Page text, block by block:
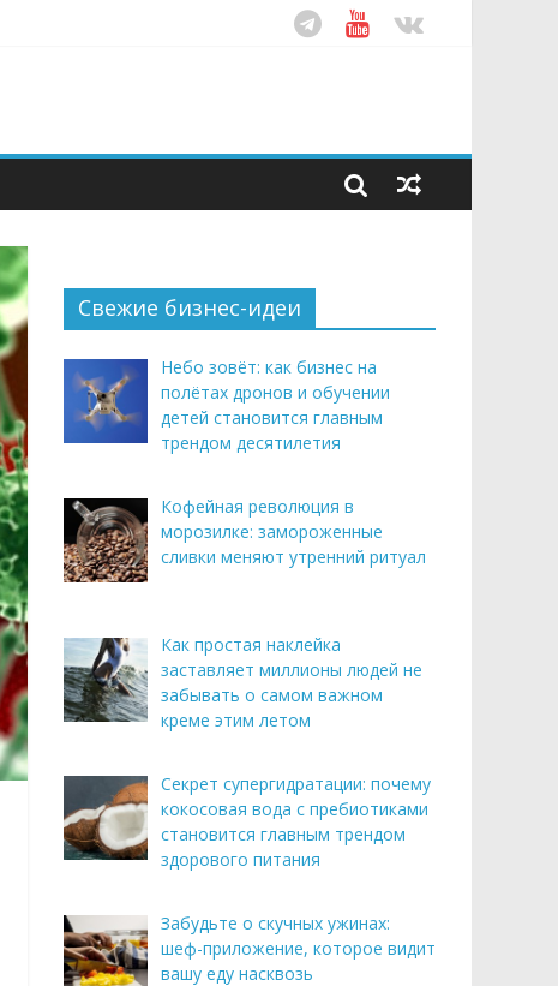
Свежие бизнес-идеи
Небо зовёт: как бизнес на
полётах дронов и обучении
детей становится главным
трендом десятилетия
Кофейная революция в
морозилке: замороженные
сливки меняют утренний ритуал
Как простая наклейка
заставляет миллионы людей не
забывать о самом важном
креме этим летом
Секрет супергидратации: почему
кокосовая вода с пребиотиками
становится главным трендом
здорового питания
Забудьте о скучных ужинах:
шеф-приложение, которое видит
вашу еду насквозь